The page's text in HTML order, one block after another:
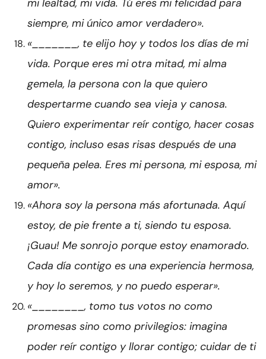
mi lealtad, mi vida. Tú eres mi felicidad para
siempre, mi único amor verdadero».
«_______, te elijo hoy y todos los días de mi
vida. Porque eres mi otra mitad, mi alma
gemela, la persona con la que quiero
despertarme cuando sea vieja y canosa.
Quiero experimentar reír contigo, hacer cosas
contigo, incluso esas risas después de una
pequeña pelea. Eres mi persona, mi esposa, mi
amor».
«Ahora soy la persona más afortunada. Aquí
estoy, de pie frente a ti, siendo tu esposa.
¡Guau! Me sonrojo porque estoy enamorado.
Cada día contigo es una experiencia hermosa,
y hoy lo seremos, y no puedo esperar».
«________, tomo tus votos no como
promesas sino como privilegios: imagina
poder reír contigo y llorar contigo; cuidar de ti